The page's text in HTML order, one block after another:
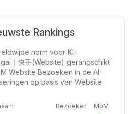
Rankings
norm voor KI-
｜快手(Website) gerangschikt
Website Bezoeken in de AI-
op basis van Website
Bezoeken MoM